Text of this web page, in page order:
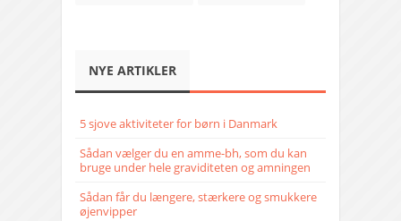
NYE ARTIKLER
5 sjove aktiviteter for børn i Danmark
Sådan vælger du en amme-bh, som du kan
bruge under hele graviditeten og amningen
Sådan får du længere, stærkere og smukkere
øjenvipper